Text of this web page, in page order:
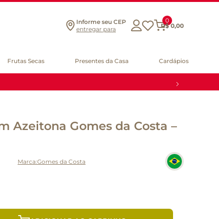
Informe seu CEP
entregar para
0
R$ 0,00
Frutas Secas Presentes da Casa Cardápios
Azeitona Gomes da Costa –
Gomes da Costa